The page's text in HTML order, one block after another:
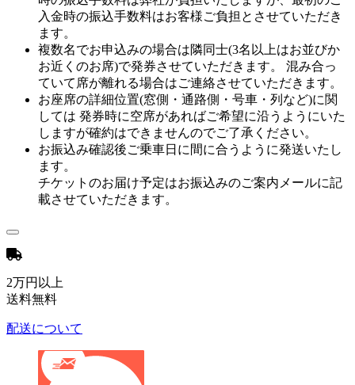
入金時の振込手数料はお客様ご負担とさせていただき
ます。
複数名でお申込みの場合は隣同士(3名以上はお並びか
お近くのお席)で発券させていただきます。 混み合っ
ていて席が離れる場合はご連絡させていただきます。
お座席の詳細位置(窓側・通路側・号車・列など)に関
しては 発券時に空席があればご希望に沿うようにいた
しますが確約はできませんのでご了承ください。
お振込み確認後ご乗車日に間に合うように発送いたし
ます。
チケットのお届け予定はお振込みのご案内メールに記
載させていただきます。
2万円以上
送料無料
配送について